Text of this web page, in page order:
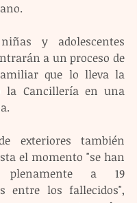
y adolescentes
a un proceso de
que lo lleva la
la Cancillería en una
exteriores también
el momento "se han
plenamente a 19
entre los fallecidos",